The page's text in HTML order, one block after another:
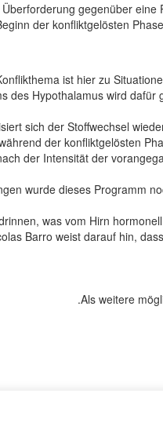
gegenüber
der konfliktgelösten
ist hier zu
des Hypothalamus wird
sich der Stoffwechsel
der konfliktgelösten
der Intensität der
wurde dieses Programm
was vom Hirn
Barro weist darauf hin,
“Krankheit ist etwas